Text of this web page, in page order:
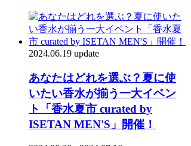
2024.06.19 update
あなたはどれを選ぶ？夏に使
いたい香水が揃う一大イベン
ト「香水夏市 curated by
ISETAN MEN'S」開催！